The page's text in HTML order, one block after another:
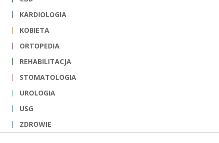
KARDIOLOGIA
KOBIETA
ORTOPEDIA
REHABILITACJA
STOMATOLOGIA
UROLOGIA
USG
ZDROWIE